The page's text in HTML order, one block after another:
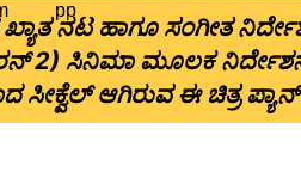
ಖ್ಯಾತ ನಟ ಹಾಗೂ ಸಂಗೀತ
2) ಸಿನಿಮಾ ಮೂಲಕ
ಸೀಕ್ವೆಲ್ ಆಗಿರುವ ಈ ಚಿತ್ರ